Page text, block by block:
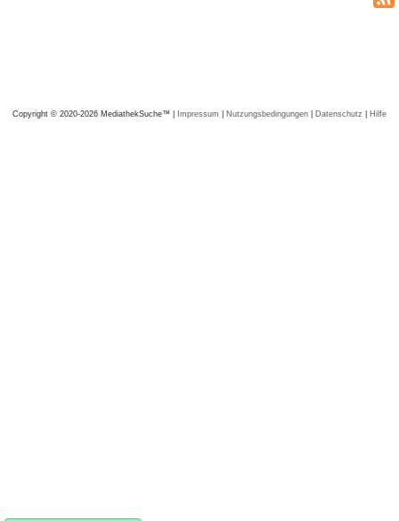
Copyright © 2020-2026 MediathekSuche™ | Impressum | Nutzungsbedingungen | Datenschutz | Hilfe